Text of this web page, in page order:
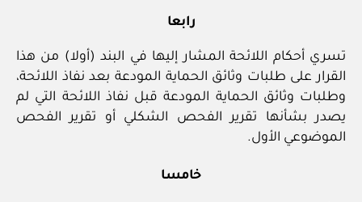
رابعا
تسري أحكام اللائحة المشار إليها في البند (أولا) من هذا
القرار على طلبات وثائق الحماية المودعة بعد نفاذ اللائحة،
وطلبات وثائق الحماية المودعة قبل نفاذ اللائحة التي لم
يصدر بشأنها تقرير الفحص الشكلي أو تقرير الفحص
الموضوعي الأول.
خامسا